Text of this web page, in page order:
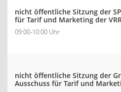
nicht öffentliche Sitzung der
für Tarif und Marketing der
09:00-10:00 Uhr
nicht öffentliche Sitzung der
Ausschuss für Tarif und